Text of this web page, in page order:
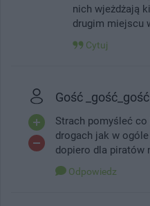
nich wjeżdżają
drugim miejscu
Cytuj
Gość _gość_gość
Strach pomyśleć co
drogach jak w
dopiero dla piratów
Odpowiedz